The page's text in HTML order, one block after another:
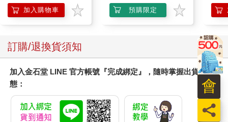
加入購物車 預購限定
訂購/退換貨須知
加入金石堂 LINE 官方帳號『完成綁定』，隨時掌握出貨動
態：
員
會